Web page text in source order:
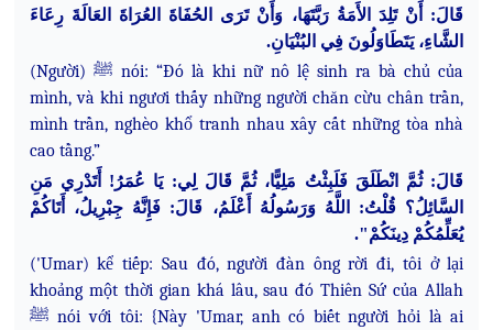
قَالَ: أَنْ تَلِدَ الأَمَةُ رَبَّتَهَا، وَأَنْ تَرَى الحُفَاةَ العُرَاةَ العَالَةَ رِعَاءَ
الشَّاءِ، يَتَطَاوَلُونَ فِي البُنْيَانِ.
(Người) ﷺ nói: “Đó là khi nữ nô lệ sinh ra bà chủ của
mình, và khi ngươi thấy những người chăn cừu chân trần,
mình trần, nghèo khổ tranh nhau xây cất những tòa nhà
cao tầng.”
قَالَ: ثُمَّ انْطَلَقَ فَلَبِثْتُ مَلِيًّا، ثُمَّ قَالَ لِي: يَا عُمَرُ! أَتَدْرِي مَنِ
السَّائِلُ؟ قُلْتُ: اللَّهُ وَرَسُولُهُ أَعْلَمُ، قَالَ: فَإِنَّهُ جِبْرِيلُ، أَتَاكُمْ
يُعَلِّمُكُمْ دِينَكُمْ".
('Umar) kể tiếp: Sau đó, người đàn ông rời đi, tôi ở lại
khoảng một thời gian khá lâu, sau đó Thiên Sứ của Allah
ﷺ nói với tôi: {Này 'Umar, anh có biết người hỏi là ai